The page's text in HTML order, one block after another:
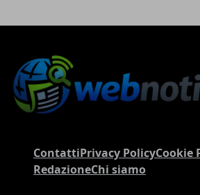
ContattiPrivacy PolicyCookie
RedazioneChi siamo